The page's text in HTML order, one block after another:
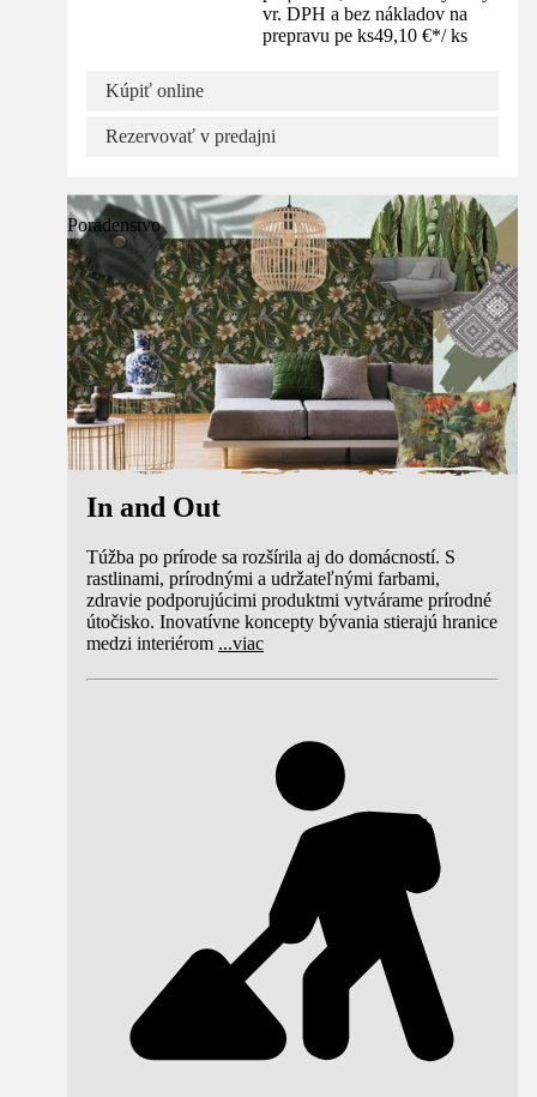
vr. DPH a bez nákladov na
prepravu pe ks49,10 €*/ ks
Kúpiť online
Rezervovať v predajni
Poradenstvo
In and Out
Túžba po prírode sa rozšírila aj do domácností. S
rastlinami, prírodnými a udržateľnými farbami,
zdravie podporujúcimi produktmi vytvárame prírodné
útočisko. Inovatívne koncepty bývania stierajú hranice
medzi interiérom ...viac